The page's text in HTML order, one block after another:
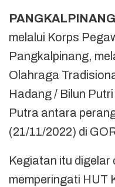
PANGKALPINANG
melalui Korps
Pangkalpinang,
Olahraga
Hadang / Bilun
Putra antara
(21/11/2022) di
Kegiatan itu digelar
memperingati HUT